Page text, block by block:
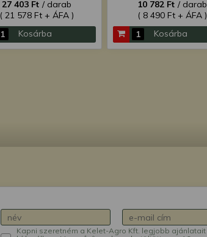
27 403 Ft / darab
( 21 578 Ft + ÁFA )
Kosárba
10 782 Ft / darab
( 8 490 Ft + ÁFA )
Kosárba
Kapni szeretném a Kelet-Agro Kft. legjobb ajánlatait